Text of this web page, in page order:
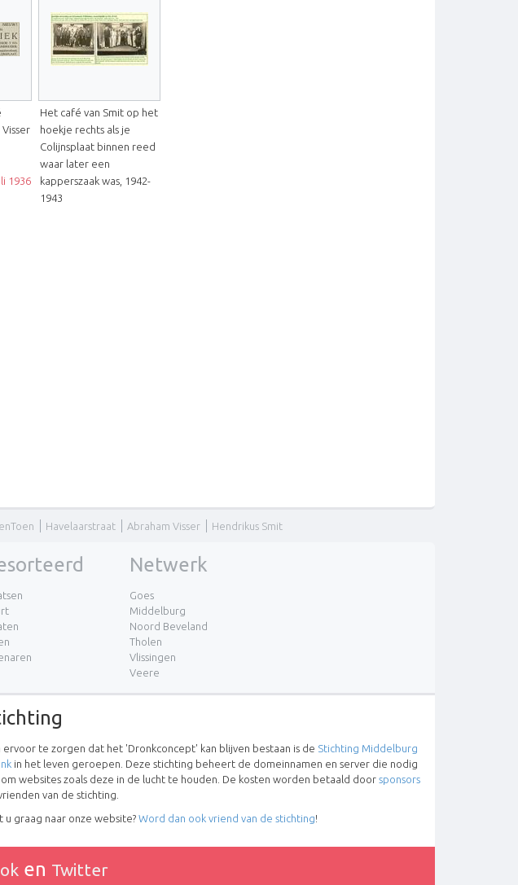
1936
Het café van Smit op het
hoekje rechts als je
Colijnsplaat binnen reed
waar later een
kapperszaak was, 1942-
1943
Havelaarstraat Abraham Visser Hendrikus Smit
Netwerk
Goes
Middelburg
Noord Beveland
Tholen
Vlissingen
Veere
ervoor te zorgen dat het 'Dronkconcept' kan blijven bestaan is de Stichting Middelburg
in het leven geroepen. Deze stichting beheert de domeinnamen en server die nodig
om websites zoals deze in de lucht te houden. De kosten worden betaald door sponsors
van de stichting.
u graag naar onze website? Word dan ook vriend van de stichting!
en Twitter